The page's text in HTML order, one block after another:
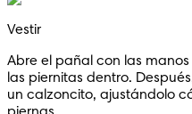
Vestir
Abre el pañal con las
las piernitas dentro.
un calzoncito, ajustándolo